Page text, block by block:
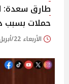
طارق سعدة:
حملات بسبب
الأربعاء 22/أبريل/2026 - 11:09 م